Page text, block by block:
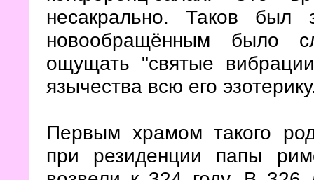
несакрально. Таков был
новообращённым было
ощущать "святые
язычества всю его
Первым храмом такого
при резиденции папы